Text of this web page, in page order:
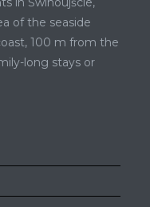
of ​​the seaside
100 m from the
long stays or